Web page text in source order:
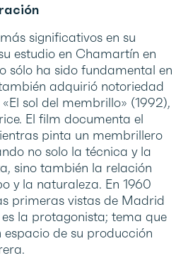
significativos en su
estudio en Chamartín en
sólo ha sido fundamental en
adquirió notoriedad
sol del membrillo» (1992),
El film documenta el
pinta un membrillero
no solo la técnica y la
sino también la relación
y la naturaleza. En 1960
primeras vistas de Madrid
la protagonista; tema que
de su producción